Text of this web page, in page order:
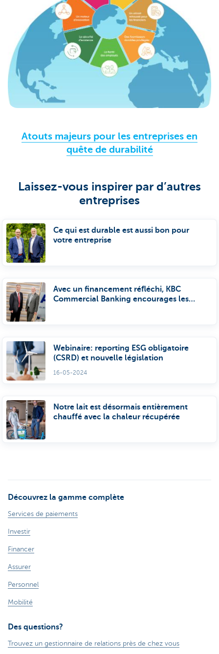
Atouts majeurs pour les entreprises en
quête de durabilité
Laissez-vous inspirer par d’autres
entreprises
Ce qui est durable est aussi bon pour
votre entreprise
Avec un financement réfléchi, KBC
Commercial Banking encourages les
Webinaire: reporting ESG obligatoire
(CSRD) et nouvelle législation
16-05-2024
Notre lait est désormais entièrement
chauffé avec la chaleur récupérée
Découvrez la gamme complète
Services de paiements
Investir
Financer
Assurer
Personnel
Mobilité
Des questions?
Trouvez un gestionnaire de relations près de chez vous